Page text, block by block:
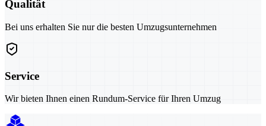
Qualität
Bei uns erhalten Sie nur die besten Umzugsunternehmen
Service
Wir bieten Ihnen einen Rundum-Service für Ihren Umzug